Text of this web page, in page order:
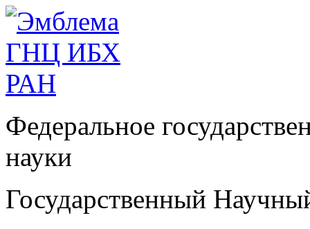
Федеральное
науки
Государственный